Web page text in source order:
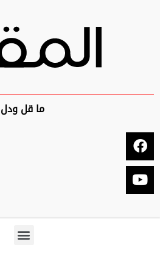
ما قل ودل